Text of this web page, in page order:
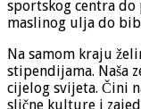
sportskog centra do
maslinog ulja do
Na samom kraju
stipendijama. Naša
cijelog svijeta. Čini
slične kulture i